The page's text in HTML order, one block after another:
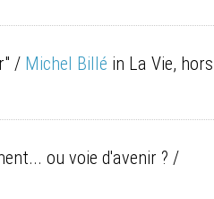
/ Michel Billé in La Vie, hors
ou voie d'avenir ? /